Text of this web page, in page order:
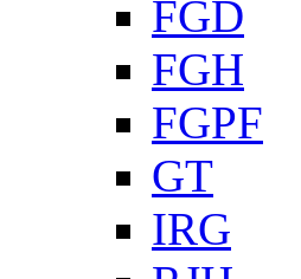
FGD
FGH
FGPF
GT
IRG